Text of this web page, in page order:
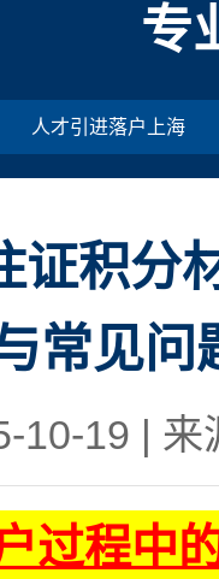
专
人才引进落户上海
证积分
常见问
10-19 | 来
过程中